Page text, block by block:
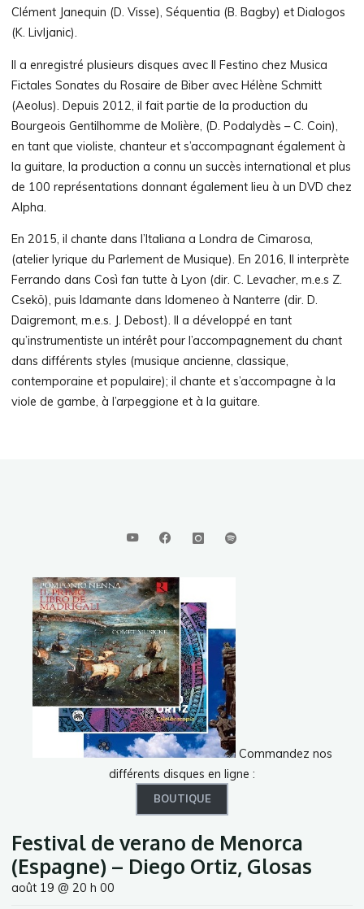
Clément Janequin (D. Visse), Séquentia (B. Bagby) et Dialogos
(K. Livljanic).
Il a enregistré plusieurs disques avec Il Festino chez Musica
Fictales Sonates du Rosaire de Biber avec Hélène Schmitt
(Aeolus). Depuis 2012, il fait partie de la production du
Bourgeois Gentilhomme de Molière, (D. Podalydès – C. Coin),
en tant que violiste, chanteur et s’accompagnant également à
la guitare, la production a connu un succès international et plus
de 100 représentations donnant également lieu à un DVD chez
Alpha.
En 2015, il chante dans l’Italiana a Londra de Cimarosa,
(atelier lyrique du Parlement de Musique). En 2016, Il interprète
Ferrando dans Così fan tutte à Lyon (dir. C. Levacher, m.e.s Z.
Csekö), puis Idamante dans Idomeneo à Nanterre (dir. D.
Daigremont, m.e.s. J. Debost). Il a développé en tant
qu’instrumentiste un intérêt pour l’accompagnement du chant
dans différents styles (musique ancienne, classique,
contemporaine et populaire); il chante et s’accompagne à la
viole de gambe, à l’arpeggione et à la guitare.
Commandez nos
différents disques en ligne :
BOUTIQUE
Festival de verano de Menorca
(Espagne) – Diego Ortiz, Glosas
août 19 @ 20 h 00